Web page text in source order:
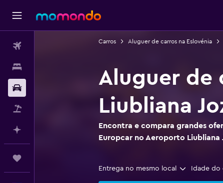
Carros Aluguer de carros na Eslovénia
Aluguer de
Liubliana
Encontra e compara grandes
Europcar no Aeroporto Liubliana
Entrega no mesmo local Idade